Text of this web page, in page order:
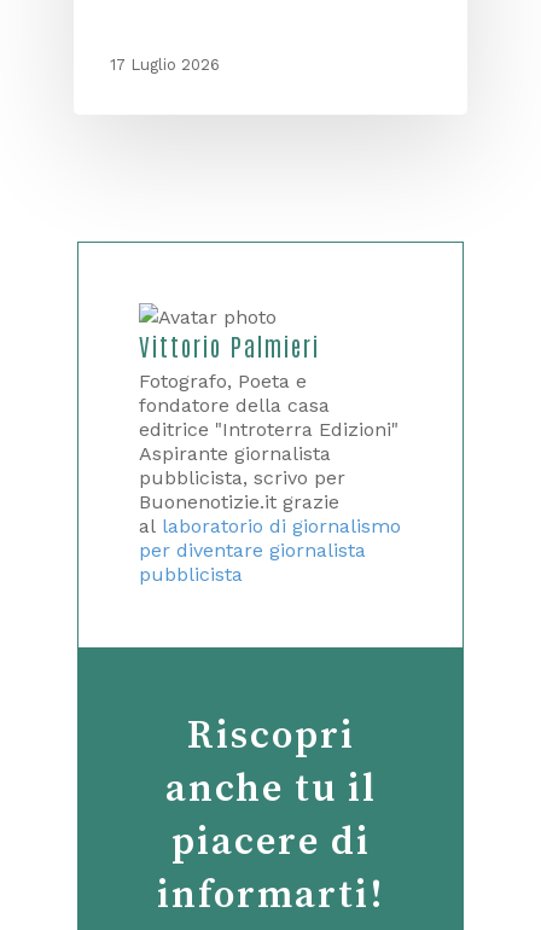
17 Luglio 2026
Vittorio Palmieri
Fotografo, Poeta e
fondatore della casa
editrice "Introterra Edizioni"
Aspirante giornalista
pubblicista, scrivo per
Buonenotizie.it grazie
al laboratorio di giornalismo
per diventare giornalista
pubblicista
Riscopri
anche tu il
piacere di
informarti!